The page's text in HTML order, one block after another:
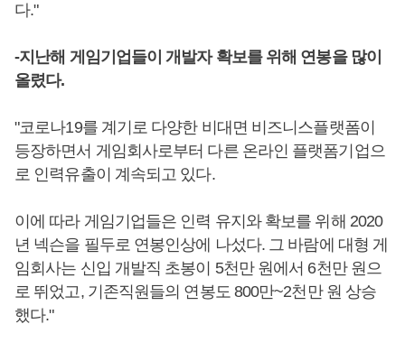
다."
-지난해 게임기업들이 개발자 확보를 위해 연봉을 많이
올렸다.
"코로나19를 계기로 다양한 비대면 비즈니스플랫폼이
등장하면서 게임회사로부터 다른 온라인 플랫폼기업으
로 인력유출이 계속되고 있다.
이에 따라 게임기업들은 인력 유지와 확보를 위해 2020
년 넥슨을 필두로 연봉인상에 나섰다. 그 바람에 대형 게
임회사는 신입 개발직 초봉이 5천만 원에서 6천만 원으
로 뛰었고, 기존직원들의 연봉도 800만~2천만 원 상승
했다."